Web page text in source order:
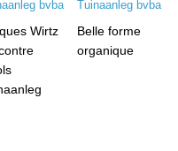
Wirtz
Belle forme
organique